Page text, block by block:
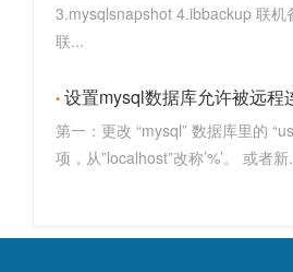
3.mysqlsnapshot 4.ibbackup 联机
联...
设置mysql数据库允许被远程
第一：更改 “mysql” 数据库里的
项，从”localhost”改称’%’。 或者新